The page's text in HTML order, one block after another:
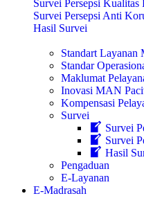
Survei Persepsi Kualitas
Survei Persepsi Anti
Hasil Survei
Standart Layanan
Standar
Maklumat
Inovasi MAN
Kompensasi
Survei
Survei
Survei
Hasil
Pengaduan
E-Layanan
E-Madrasah